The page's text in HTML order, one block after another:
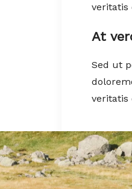
veritatis
At
Sed ut
veritatis